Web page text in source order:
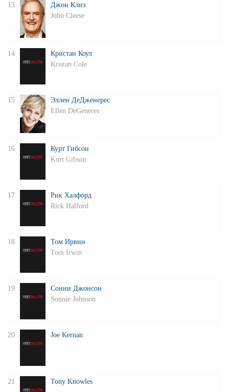
13
Джон Клиз
John Cleese
14
Кристан Коул
Kristan Cole
15
Эллен ДеДженерес
Ellen DeGeneres
16
Курт Гибсон
Kurt Gibson
17
Рик Халфорд
Rick Halford
18
Том Ирвин
Tom Irwin
19
Сонни Джонсон
Sonnie Johnson
20 Joe Kernan
21 Tony Knowles